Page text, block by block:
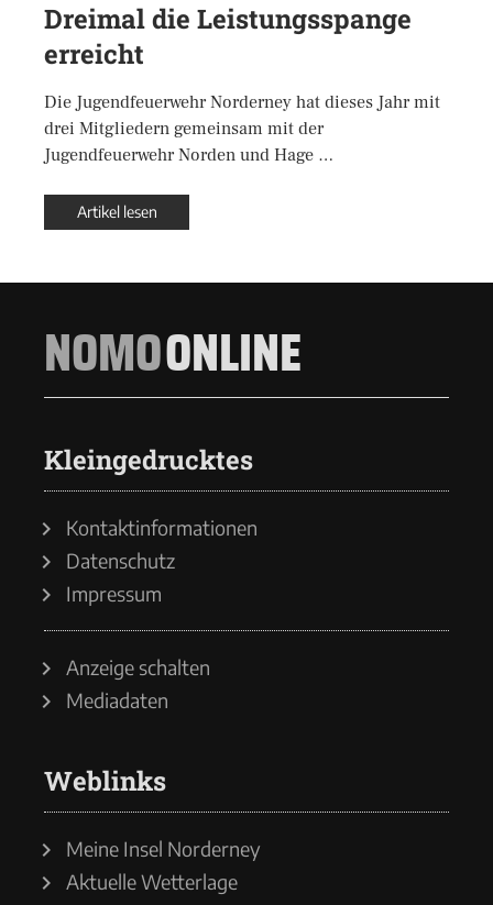
Dreimal die Leistungsspange
erreicht
Die Jugendfeuerwehr Norderney hat dieses Jahr mit
drei Mitgliedern gemeinsam mit der
Jugendfeuerwehr Norden und Hage …
Artikel lesen
NOMOONLINE
Kleingedrucktes
Kontaktinformationen
Datenschutz
Impressum
Anzeige schalten
Mediadaten
Weblinks
Meine Insel Norderney
Aktuelle Wetterlage